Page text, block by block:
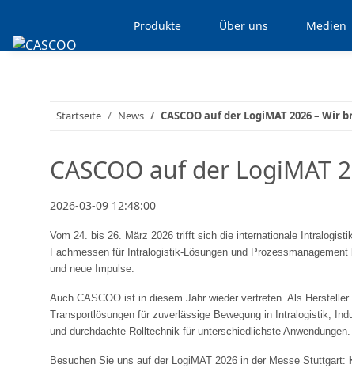
Produkte Über uns Medien
Startseite News CASCOO auf der LogiMAT 2026 –
CASCOO auf der
2026-03-09 12:48:00
Vom 24. bis 26. März 2026 trifft sich die internationale
Fachmessen für Intralogistik-Lösungen und
und neue Impulse.
Auch CASCOO ist in diesem Jahr wieder vertreten. Als
Transportlösungen für zuverlässige Bewegung in Intralogistik,
und durchdachte Rolltechnik für unterschiedlichste Anwendungen.
Besuchen Sie uns auf der LogiMAT 2026 in der Messe Stuttgart: